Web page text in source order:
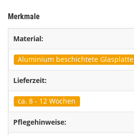
Merkmale
Material:
Aluminium beschichtete Glasplatte
Lieferzeit:
ca. 8 - 12 Wochen
Pflegehinweise: